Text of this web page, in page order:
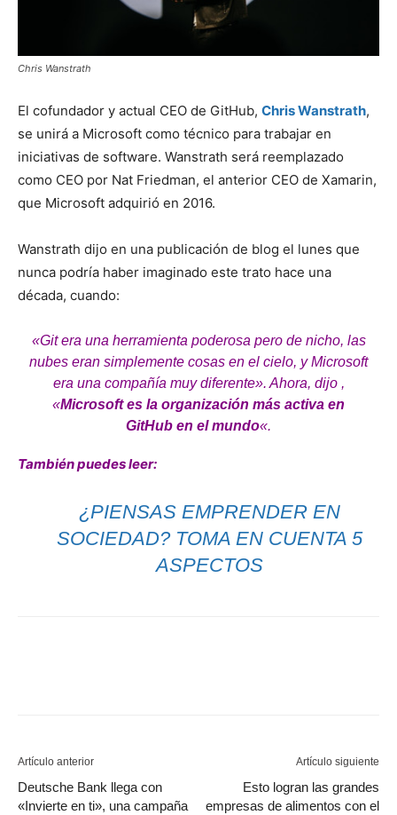
Chris Wanstrath
El cofundador y actual CEO de GitHub, Chris Wanstrath,
se unirá a Microsoft como técnico para trabajar en
iniciativas de software. Wanstrath será reemplazado
como CEO por Nat Friedman, el anterior CEO de Xamarin,
que Microsoft adquirió en 2016.
Wanstrath dijo en una publicación de blog el lunes que
nunca podría haber imaginado este trato hace una
década, cuando:
«Git era una herramienta poderosa pero de nicho, las
nubes eran simplemente cosas en el cielo, y Microsoft
era una compañía muy diferente». Ahora, dijo ,
«Microsoft es la organización más activa en
GitHub en el mundo«.
También puedes leer:
¿PIENSAS EMPRENDER EN
SOCIEDAD? TOMA EN CUENTA 5
ASPECTOS
Artículo anterior
Deutsche Bank llega con
«Invierte en ti», una campaña
Artículo siguiente
Esto logran las grandes
empresas de alimentos con el